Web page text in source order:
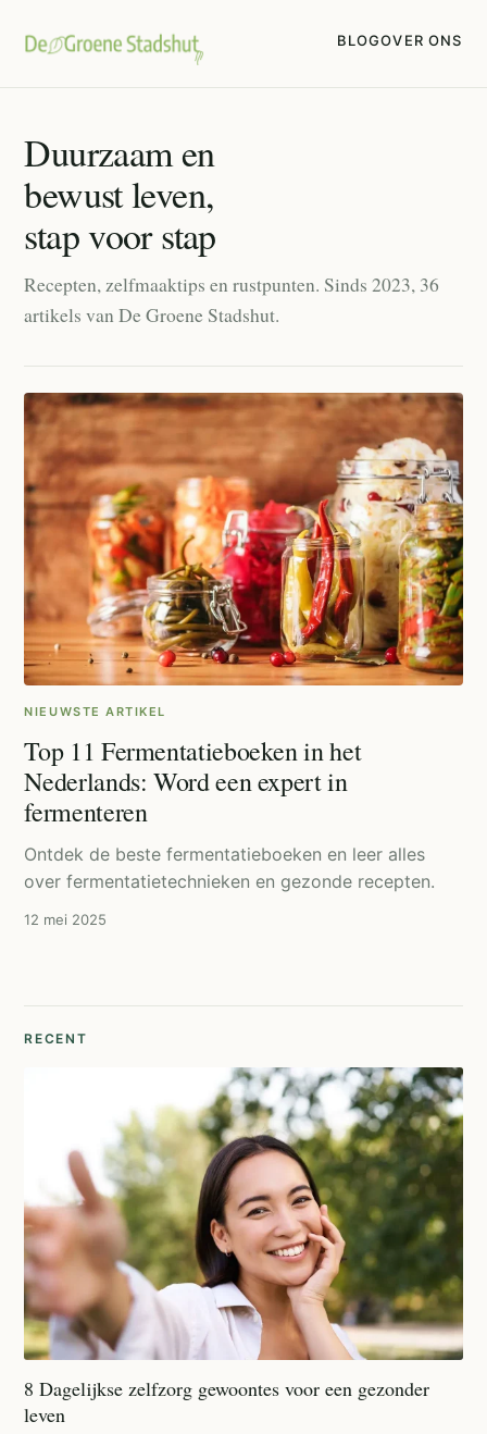
BLOGOVER ONS
Duurzaam en
bewust leven,
stap voor stap
Recepten, zelfmaaktips en rustpunten. Sinds 2023, 36
artikels van De Groene Stadshut.
NIEUWSTE ARTIKEL
Top 11 Fermentatieboeken in het
Nederlands: Word een expert in
fermenteren
Ontdek de beste fermentatieboeken en leer alles
over fermentatietechnieken en gezonde recepten.
12 mei 2025
RECENT
8 Dagelijkse zelfzorg gewoontes voor een gezonder
leven